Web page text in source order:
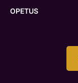
OPETUS